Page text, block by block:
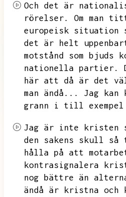
Och det är
rörelser.
Om man
europeisk situation
det är helt
motstånd som bjuds
nationella partier.
här att då är det väl
man ändå...
Jag kan
grann i till exempel
Jag är inte kristen
den sakens skull
hålla på att
kontrasignalera
nog bättre än
ändå är kristna och